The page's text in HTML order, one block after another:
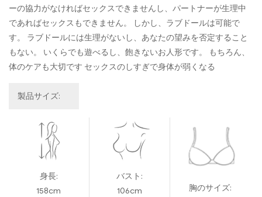
ーの協力がなければセックスできませんし、パートナーが生理中
であればセックスもできません。 しかし、ラブドールは可能で
す。 ラブドールには生理がないし、あなたの望みを否定すること
もない。 いくらでも遊べるし、飽きないお人形です。 もちろん、
体のケアも大切です セックスのしすぎで身体が弱くなる
製品サイズ:
身長:
158cm
バスト:
106cm
胸のサイズ: